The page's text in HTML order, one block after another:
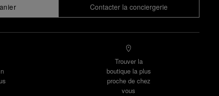
Contacter la conciergerie
Trouver la
boutique la plus
proche de chez
vous